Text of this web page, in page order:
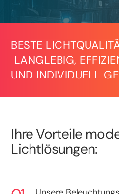
BESTE
LANGLEBIG,
UND INDIVIDUELL
Ihre Vorteile
Lichtlösungen: